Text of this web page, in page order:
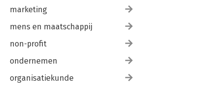
marketing
mens en maatschappij
non-profit
ondernemen
organisatiekunde